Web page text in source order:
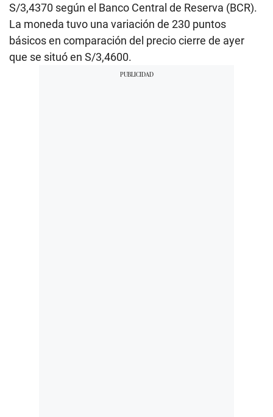
S/3,4370 según el Banco Central de Reserva (BCR).
La moneda tuvo una variación de 230 puntos
básicos en comparación del precio cierre de ayer
que se situó en S/3,4600.